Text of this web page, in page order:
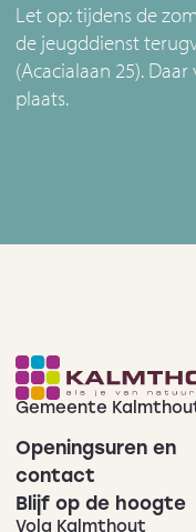
Let op: tijdens de
de jeugddienst
(Acacialaan 25).
plaats.
Gemeente
Openingsuren en
contact
Blijf op de hoogte
Volg Kalmthout